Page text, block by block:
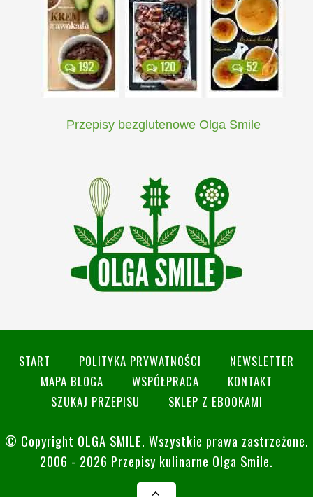
Przepisy bezglutenowe Olga Smile
START POLITYKA PRYWATNOŚCI
NEWSLETTER
MAPA BLOGA
WSPÓŁPRACA
KONTAKT
SZUKAJ PRZEPISU
SKLEP Z EBOOKAMI
© Copyright OLGA SMILE. Wszystkie prawa zastrzeżone.
2006 - 2026 Przepisy kulinarne Olga Smile.